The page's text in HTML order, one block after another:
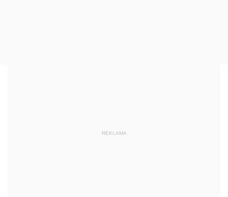
REKLAMA